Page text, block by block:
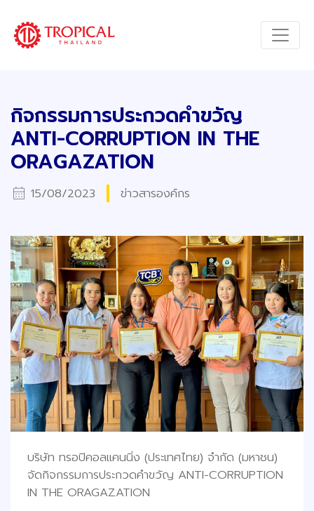
กิจกรรมการประกวดคำขวัญ
ANTI-CORRUPTION IN THE
ORAGAZATION
calendar_month 15/08/2023 ข่าวสารองค์กร
บริษัท ทรอปิคอลแคนนิ่ง (ประเทศไทย) จำกัด (มหาชน)
จัดกิจกรรมการประกวดคำขวัญ ANTI-CORRUPTION
IN THE ORAGAZATION